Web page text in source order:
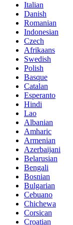
Italian
Danish
Romanian
Indonesian
Czech
Afrikaans
Swedish
Polish
Basque
Catalan
Esperanto
Hindi
Lao
Albanian
Amharic
Armenian
Azerbaijani
Belarusian
Bengali
Bosnian
Bulgarian
Cebuano
Chichewa
Corsican
Croatian